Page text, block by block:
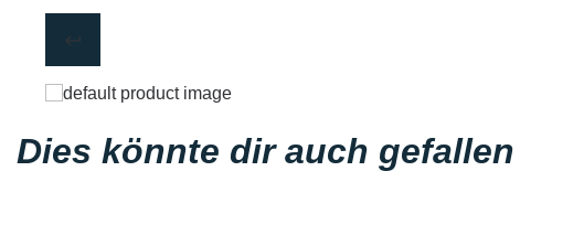
Dies könnte dir auch gefallen